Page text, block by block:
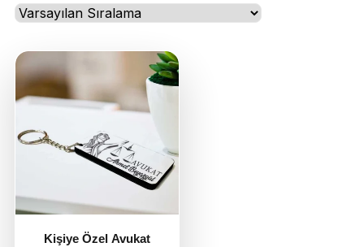
Özel Günler
Öğrenci Motivasyon Hediyeleri
Yaka Rozeti
Farklı Hediyeler
Kişiye Özel Avukat